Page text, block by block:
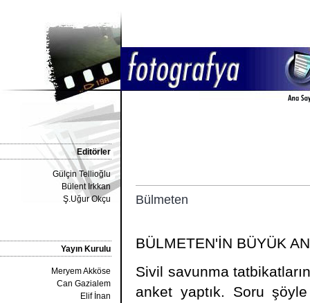
Editörler
Gülçin Tellioğlu
Bülent Irkkan
Ş.Uğur Okçu
Yayın Kurulu
Meryem Akköse
Can Gazialem
Elif İnan
Bülmeten
BÜLMETEN'İN BÜYÜK
Sivil savunma
anket yaptık. Soru